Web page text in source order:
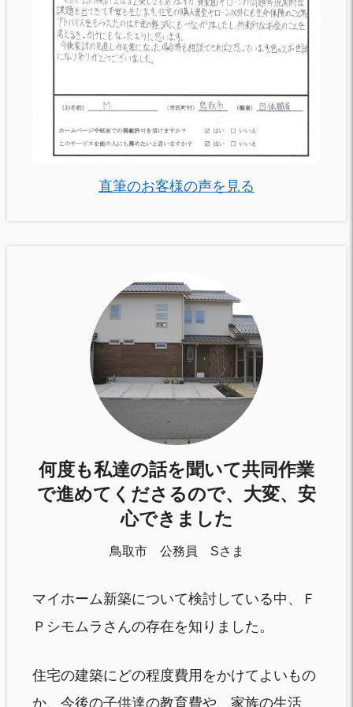
直筆のお客様の声を見る
何度も私達の話を聞いて共同作業
で進めてくださるので、大変、安
心できました
鳥取市 公務員 Sさま
マイホーム新築について検討している中、Ｆ
Ｐシモムラさんの存在を知りました。
住宅の建築にどの程度費用をかけてよいもの
か、今後の子供達の教育費や、家族の生活